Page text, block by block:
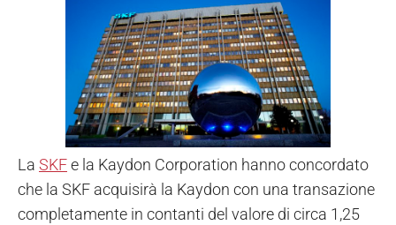
La SKFe la Kaydon Corporation hanno concordato
che la SKF acquisirà la Kaydon con una transazione
completamente in contanti del valore di circa 1,25